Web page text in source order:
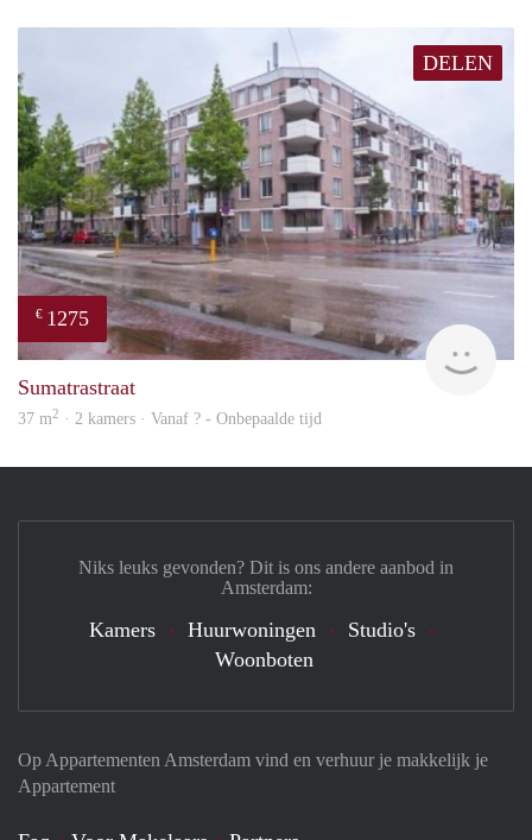
DELEN
€ 1275
Sumatrastraat
37 m2 · 2 kamers · Vanaf ? - Onbepaalde tijd
Op Appartementen Amsterdam vind en verhuur je makkelijk je
Appartement
Niks leuks gevonden? Dit is ons andere aanbod in
Amsterdam:
Kamers Huurwoningen
Studio's
Woonboten